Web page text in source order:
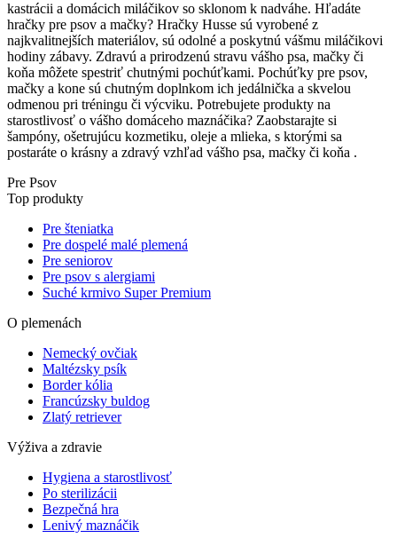
kastrácii a domácich miláčikov so sklonom k nadváhe. Hľadáte
hračky pre psov a mačky? Hračky Husse sú vyrobené z
najkvalitnejších materiálov, sú odolné a poskytnú vášmu miláčikovi
hodiny zábavy. Zdravú a prirodzenú stravu vášho psa, mačky či
koňa môžete spestriť chutnými pochúťkami. Pochúťky pre psov,
mačky a kone sú chutným doplnkom ich jedálnička a skvelou
odmenou pri tréningu či výcviku. Potrebujete produkty na
starostlivosť o vášho domáceho maznáčika? Zaobstarajte si
šampóny, ošetrujúcu kozmetiku, oleje a mlieka, s ktorými sa
postaráte o krásny a zdravý vzhľad vášho psa, mačky či koňa .
Pre Psov
Top produkty
Pre šteniatka
Pre dospelé malé plemená
Pre seniorov
Pre psov s alergiami
Suché krmivo Super Premium
O plemenách
Nemecký ovčiak
Maltézsky psík
Border kólia
Francúzsky buldog
Zlatý retriever
Výživa a zdravie
Hygiena a starostlivosť
Po sterilizácii
Bezpečná hra
Lenivý maznáčik